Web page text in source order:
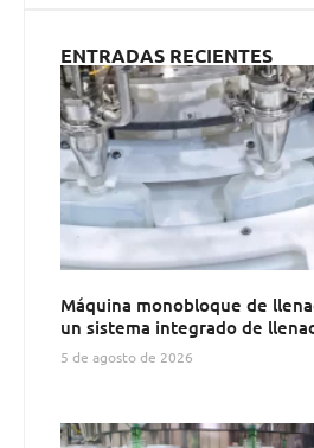
ENTRADAS RECIENTES
Máquina monobloque de
un sistema integrado de
5 de agosto de 2026